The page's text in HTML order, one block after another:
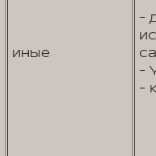
иные
-
-
-